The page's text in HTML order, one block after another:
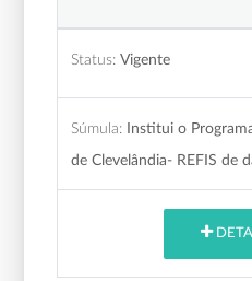
Status: Vigente
Súmula: Institui o
de Clevelândia- REFIS de